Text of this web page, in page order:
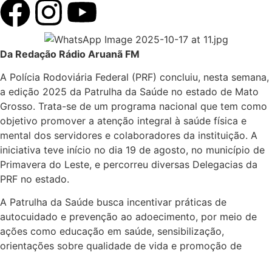
Da Redação Rádio Aruanã FM
A Polícia Rodoviária Federal (PRF) concluiu, nesta semana,
a edição 2025 da Patrulha da Saúde no estado de Mato
Grosso. Trata-se de um programa nacional que tem como
objetivo promover a atenção integral à saúde física e
mental dos servidores e colaboradores da instituição. A
iniciativa teve início no dia 19 de agosto, no município de
Primavera do Leste, e percorreu diversas Delegacias da
PRF no estado.
A Patrulha da Saúde busca incentivar práticas de
autocuidado e prevenção ao adoecimento, por meio de
ações como educação em saúde, sensibilização,
orientações sobre qualidade de vida e promoção de